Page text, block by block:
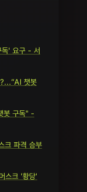
독' 요구 - 서
챗봇
봇 구독" -
크 파격 승부
스크 '황당'